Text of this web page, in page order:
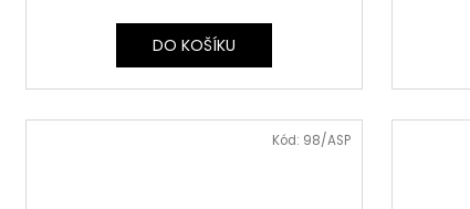
DO KOŠÍKU
Kód: 98/ASP